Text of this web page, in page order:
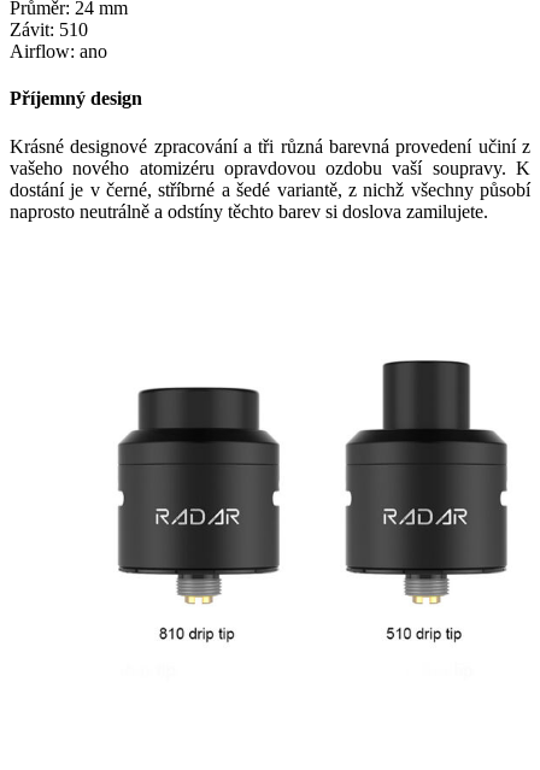
Průměr: 24 mm
Závit: 510
Airflow: ano
Příjemný design
Krásné designové zpracování a tři různá barevná provedení učiní z
vašeho nového atomizéru opravdovou ozdobu vaší soupravy. K
dostání je v černé, stříbrné a šedé variantě, z nichž všechny působí
naprosto neutrálně a odstíny těchto barev si doslova zamilujete.